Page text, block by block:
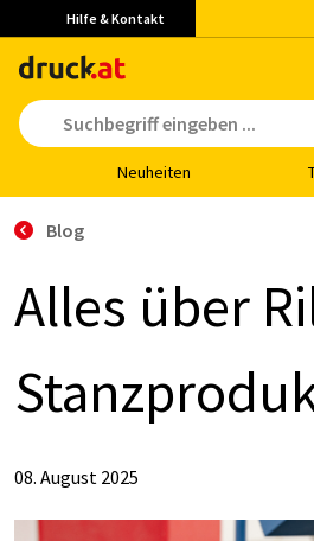
Hilfe & Kontakt
Neu­hei­ten
Blog
Al­les über
08. August 2025